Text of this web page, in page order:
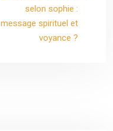
selon sophie :
message spirituel et
voyance ?